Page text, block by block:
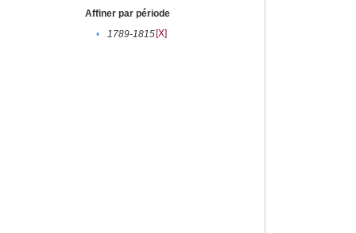
Affiner par période
•
1789-1815[X]